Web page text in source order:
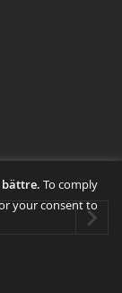
bättre. To comply
your consent to